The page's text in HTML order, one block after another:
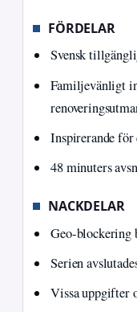
FÖRDELAR
Svensk
Familjevänligt
Inspirerande för
48 minuters
NACKDELAR
Geo-blockering
Serien
Vissa uppgifter